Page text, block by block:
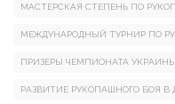
МАСТЕРСКАЯ СТЕПЕНЬ ПО
МЕЖДУНАРОДНЫЙ ТУРНИР ПО
ПРИЗЕРЫ ЧЕМПИОНАТА
РАЗВИТИЕ РУКОПАШНОГО БОЯ В